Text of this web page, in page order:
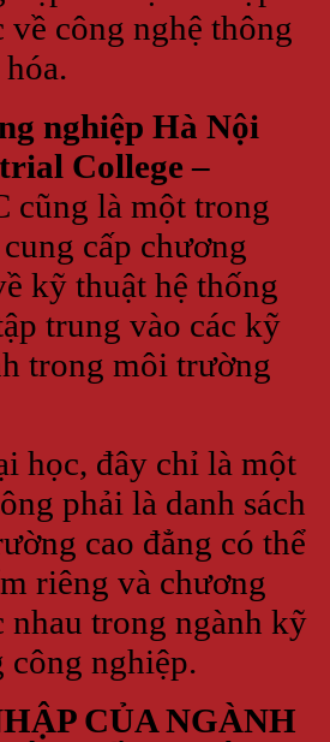
công nghệ thông
nghiệp Hà Nội
College –
cũng là một trong
cấp chương
kỹ thuật hệ thống
trung vào các kỹ
trong môi trường
học, đây chỉ là một
phải là danh sách
cao đẳng có thể
riêng và chương
nhau trong ngành kỹ
công nghiệp.
CỦA NGÀNH